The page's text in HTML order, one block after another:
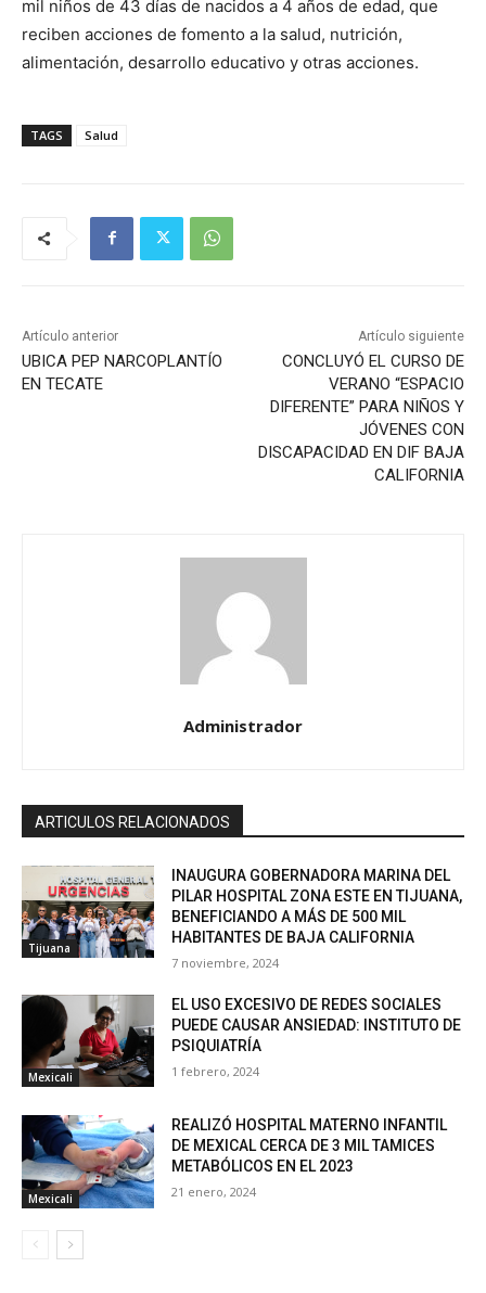
mil niños de 43 días de nacidos a 4 años de edad, que
reciben acciones de fomento a la salud, nutrición,
alimentación, desarrollo educativo y otras acciones.
TAGS Salud
Artículo anterior
UBICA PEP NARCOPLANTÍO
EN TECATE
Artículo siguiente
CONCLUYÓ EL CURSO DE
VERANO “ESPACIO
DIFERENTE” PARA NIÑOS Y
JÓVENES CON
DISCAPACIDAD EN DIF BAJA
CALIFORNIA
Administrador
ARTICULOS RELACIONADOS
Tijuana
INAUGURA GOBERNADORA MARINA DEL
PILAR HOSPITAL ZONA ESTE EN TIJUANA,
BENEFICIANDO A MÁS DE 500 MIL
HABITANTES DE BAJA CALIFORNIA
7 noviembre, 2024
Mexicali
EL USO EXCESIVO DE REDES SOCIALES
PUEDE CAUSAR ANSIEDAD: INSTITUTO DE
PSIQUIATRÍA
1 febrero, 2024
Mexicali
REALIZÓ HOSPITAL MATERNO INFANTIL
DE MEXICAL CERCA DE 3 MIL TAMICES
METABÓLICOS EN EL 2023
21 enero, 2024